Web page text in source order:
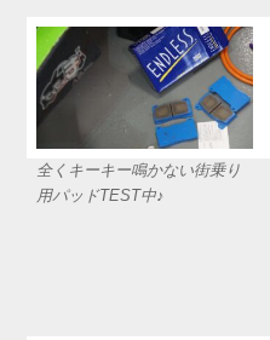
全くキーキー鳴かない街乗り
用パッドTEST中♪